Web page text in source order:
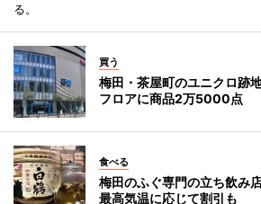
る。
買う
梅田・茶屋町のユニクロ
フロアに商品2万5000点
食べる
梅田のふぐ専門の立ち飲み
最高気温に応じて割引も